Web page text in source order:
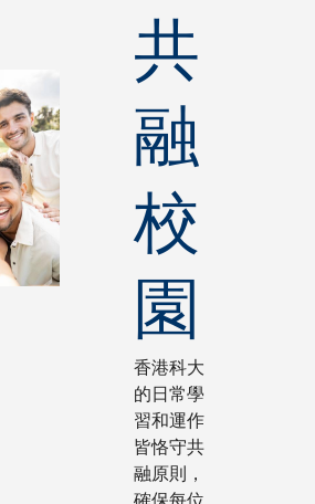
共
融
校
園
香港科大
的日常學
習和運作
皆恪守共
融原則，
確保每位